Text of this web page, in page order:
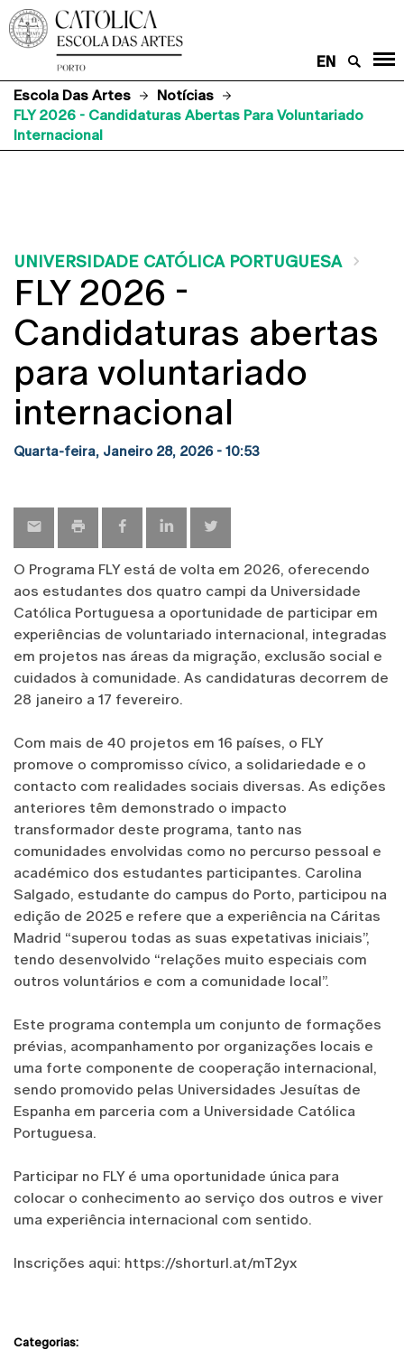
EN
Escola Das Artes
Notícias
FLY 2026 - Candidaturas Abertas Para Voluntariado
Internacional
UNIVERSIDADE CATÓLICA PORTUGUESA
FLY 2026 -
Candidaturas abertas
para voluntariado
internacional
Quarta-feira, Janeiro 28, 2026 - 10:53
O Programa FLY está de volta em 2026, oferecendo
aos estudantes dos quatro campi da Universidade
Católica Portuguesa a oportunidade de participar em
experiências de voluntariado internacional, integradas
em projetos nas áreas da migração, exclusão social e
cuidados à comunidade. As candidaturas decorrem de
28 janeiro a 17 fevereiro.
Com mais de 40 projetos em 16 países, o FLY
promove o compromisso cívico, a solidariedade e o
contacto com realidades sociais diversas. As edições
anteriores têm demonstrado o impacto
transformador deste programa, tanto nas
comunidades envolvidas como no percurso pessoal e
académico dos estudantes participantes. Carolina
Salgado, estudante do campus do Porto, participou na
edição de 2025 e refere que a experiência na Cáritas
Madrid “superou todas as suas expetativas iniciais”,
tendo desenvolvido “relações muito especiais com
outros voluntários e com a comunidade local”.
Este programa contempla um conjunto de formações
prévias, acompanhamento por organizações locais e
uma forte componente de cooperação internacional,
sendo promovido pelas Universidades Jesuítas de
Espanha em parceria com a Universidade Católica
Portuguesa.
Participar no FLY é uma oportunidade única para
colocar o conhecimento ao serviço dos outros e viver
uma experiência internacional com sentido.
Inscrições aqui: https://shorturl.at/mT2yx
Categorias: